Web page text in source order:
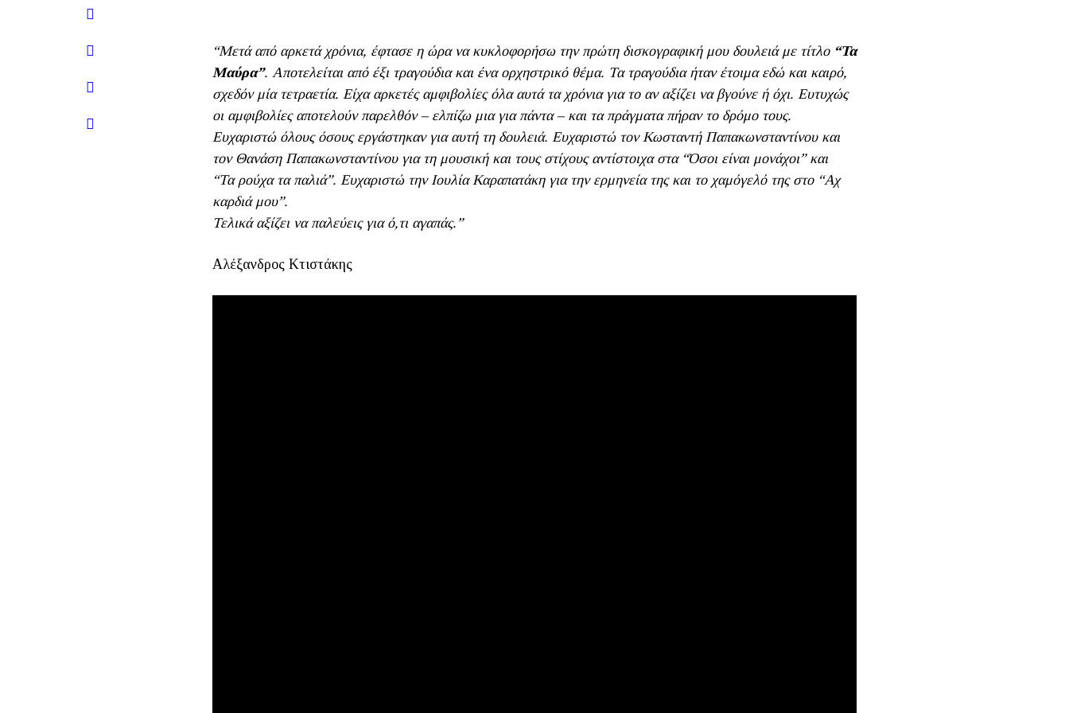
“Μετά από αρκετά χρόνια, έφτασε η ώρα να κυκλοφορήσω την πρώτη δισκογραφική μου δουλειά με τίτλο “Τα
Μαύρα”. Αποτελείται από έξι τραγούδια και ένα ορχηστρικό θέμα. Τα τραγούδια ήταν έτοιμα εδώ και καιρό,
σχεδόν μία τετραετία. Είχα αρκετές αμφιβολίες όλα αυτά τα χρόνια για το αν αξίζει να βγούνε ή όχι. Ευτυχώς
οι αμφιβολίες αποτελούν παρελθόν – ελπίζω μια για πάντα – και τα πράγματα πήραν το δρόμο τους.
Ευχαριστώ όλους όσους εργάστηκαν για αυτή τη δουλειά. Ευχαριστώ τον Κωσταντή Παπακωνσταντίνου και
τον Θανάση Παπακωνσταντίνου για τη μουσική και τους στίχους αντίστοιχα στα “Όσοι είναι μονάχοι” και
“Τα ρούχα τα παλιά”. Ευχαριστώ την Ιουλία Καραπατάκη για την ερμηνεία της και το χαμόγελό της στο “Αχ
καρδιά μου”.
Τελικά αξίζει να παλεύεις για ό,τι αγαπάς.”
Αλέξανδρος Κτιστάκης